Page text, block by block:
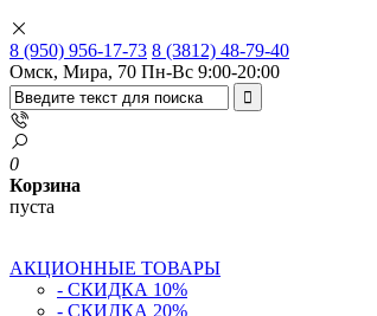
8 (950) 956-17-73 8 (3812) 48-79-40
Омск, Мира, 70 Пн-Вс 9:00-20:00
0
Корзина
пуста
АКЦИОННЫЕ ТОВАРЫ
- СКИДКА 10%
- СКИДКА 20%